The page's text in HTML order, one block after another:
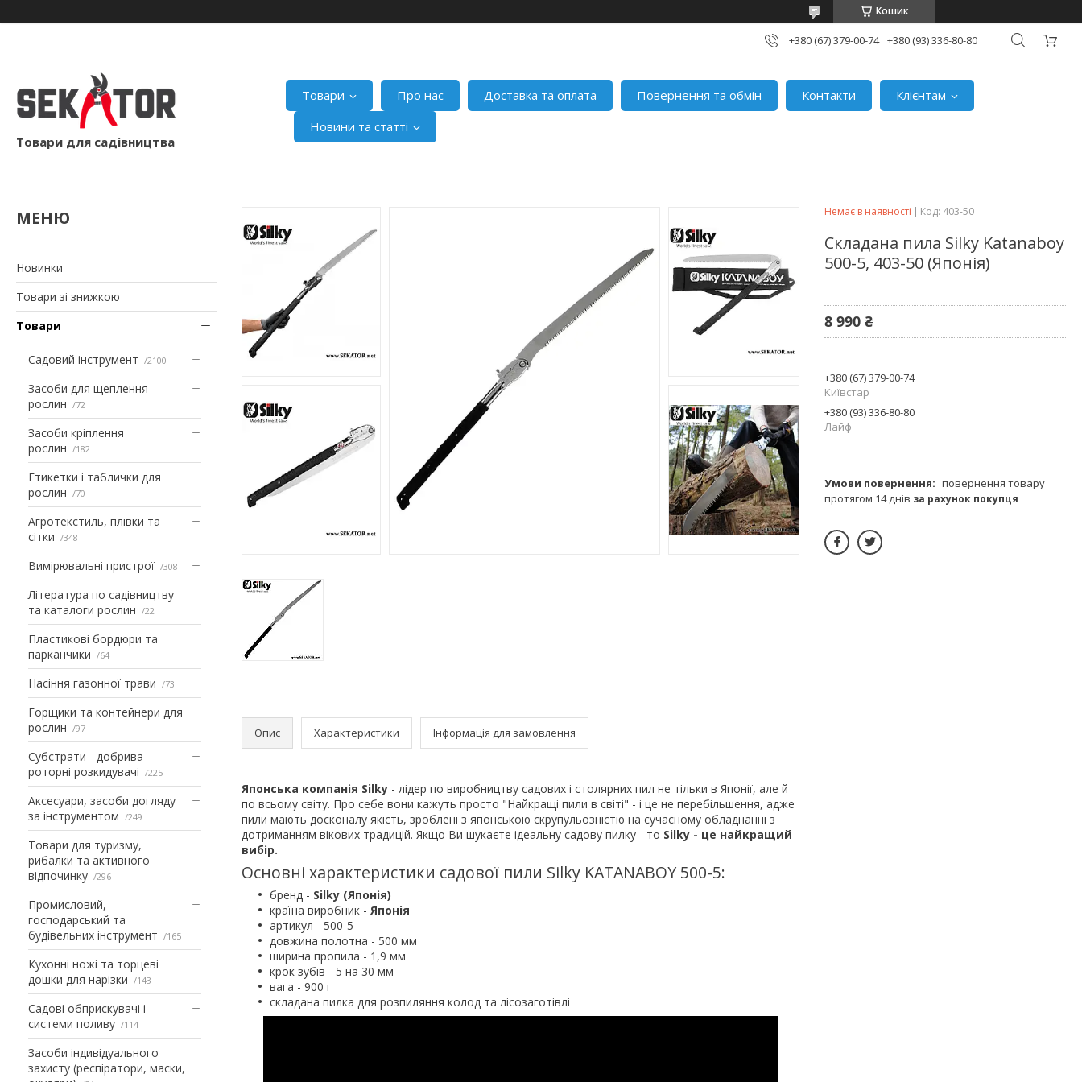
Кошик
+380 (67) 379-00-74 +380 (93) 336-80-80
Товари для садівництва
Товари Про нас Доставка та оплата Повернення та обмін Контакти
Клієнтам
Новини та статті
Новинки
Товари зі знижкою
Товари
Садовий інструмент 2100
Засоби для щеплення
рослин
72
Засоби кріплення
рослин
182
Етикетки і таблички для
рослин
70
Агротекстиль, плівки та
сітки
348
Вимірювальні пристрої 308
Література по садівництву
та каталоги рослин
22
Пластикові бордюри та
парканчики
64
Насіння газонної трави 73
Горщики та контейнери для
рослин
97
Субстрати - добрива -
роторні розкидувачі
225
Аксесуари, засоби догляду
за інструментом
249
Товари для туризму,
рибалки та активного
відпочинку
296
Промисловий,
господарський та
будівельних інструмент
165
Кухонні ножі та торцеві
дошки для нарізки
143
Садові обприскувачі і
системи поливу
114
Засоби індивідуального
захисту (респіратори, маски,
Опис Характеристики Інформація для замовлення
Японська компанія Silky - лідер по виробництву садових і столярних пил не тільки в Японії, але й
по всьому світу. Про себе вони кажуть просто "Найкращі пили в світі" - і це не перебільшення, адже
пили мають досконалу якість, зроблені з японською скрупульозністю на сучасному обладнанні з
дотриманням вікових традицій. Якщо Ви шукаєте ідеальну садову пилку - то Silky - це найкращий
вибір.
Основні характеристики садової пили Silky KATANABOY 500-5:
бренд - Silky (Японія)
країна виробник - Японія
артикул - 500-5
довжина полотна - 500 мм
ширина пропила - 1,9 мм
крок зубів - 5 на 30 мм
вага - 900 г
складана пилка для розпиляння колод та лісозаготівлі
Немає в наявності Код: 403-50
Складана пила Silky Katanaboy
500-5, 403-50 (Японія)
8 990 ₴
+380 (67) 379-00-74
Київстар
+380 (93) 336-80-80
Лайф
повернення товару
протягом 14 днів за рахунок покупця